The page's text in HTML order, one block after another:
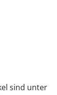
sind unter